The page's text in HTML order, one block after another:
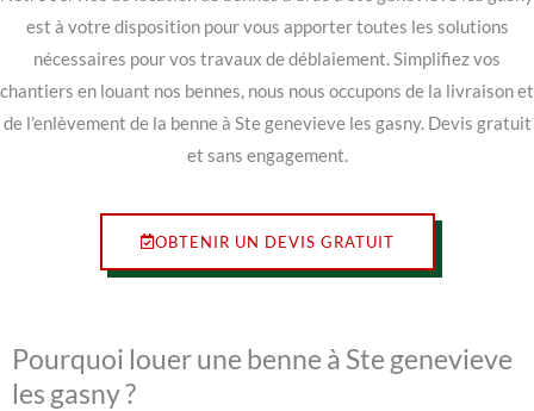
est à votre disposition pour vous apporter toutes les solutions
nécessaires pour vos travaux de déblaiement. Simplifiez vos
chantiers en louant nos bennes, nous nous occupons de la livraison et
de l’enlèvement de la benne à Ste genevieve les gasny. Devis gratuit
et sans engagement.
OBTENIR UN DEVIS GRATUIT
Pourquoi louer une benne à Ste genevieve
les gasny ?